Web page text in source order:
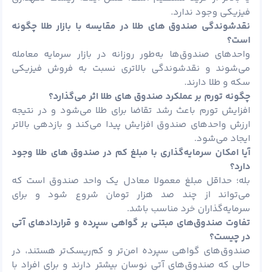
فیزیکی وجود ندارد.
نقدشوندگی صندوق‌ های طلا در مقایسه با بازار طلا چگونه
است؟
واحدهای صندوق‌ها به‌طور روزانه در بازار سرمایه معامله
می‌شوند و نقدشوندگی بالاتری نسبت به فروش فیزیکی
سکه و طلا دارند.
چگونه تورم بر عملکرد صندوق‌ های طلا اثر می‌گذارد؟
افزایش تورم باعث رشد تقاضا برای طلا می‌شود و در نتیجه
ارزش واحدهای صندوق افزایش پیدا می‌کند و بازدهی بالاتر
ایجاد می‌شود.
آیا امکان سرمایه‌گذاری با مبلغ کم در صندوق‌ های طلا وجود
دارد؟
بله؛ حداقل مبلغ معمولا معادل یک واحد صندوق است که
می‌تواند از چند صد هزار تومان شروع شود و برای
سرمایه‌گذاران خرد مناسب باشد.
تفاوت صندوق‌های مبتنی بر گواهی سپرده و قراردادهای آتی
در چیست؟
صندوق‌های گواهی سپرده امن‌تر و کم‌ریسک‌تر هستند، در
حالی که صندوق‌های آتی نوسان بیشتر دارند و برای افراد با